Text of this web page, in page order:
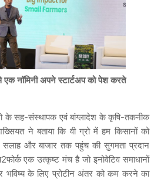
नॉमिनी अपने स्टार्टअप को पेश करते
के सह-संस्थापक एवं बांग्लादेश के कृषि-तकनीक
ने बताया कि वी ग्रो में हम किसानों को
सलाह और बाजार तक पहुंच की सुगमता प्रदान
एक उत्कृष्ट मंच है जो इनोवेटिव समाधानों
भविष्य के लिए प्रोटीन अंतर को कम करने का